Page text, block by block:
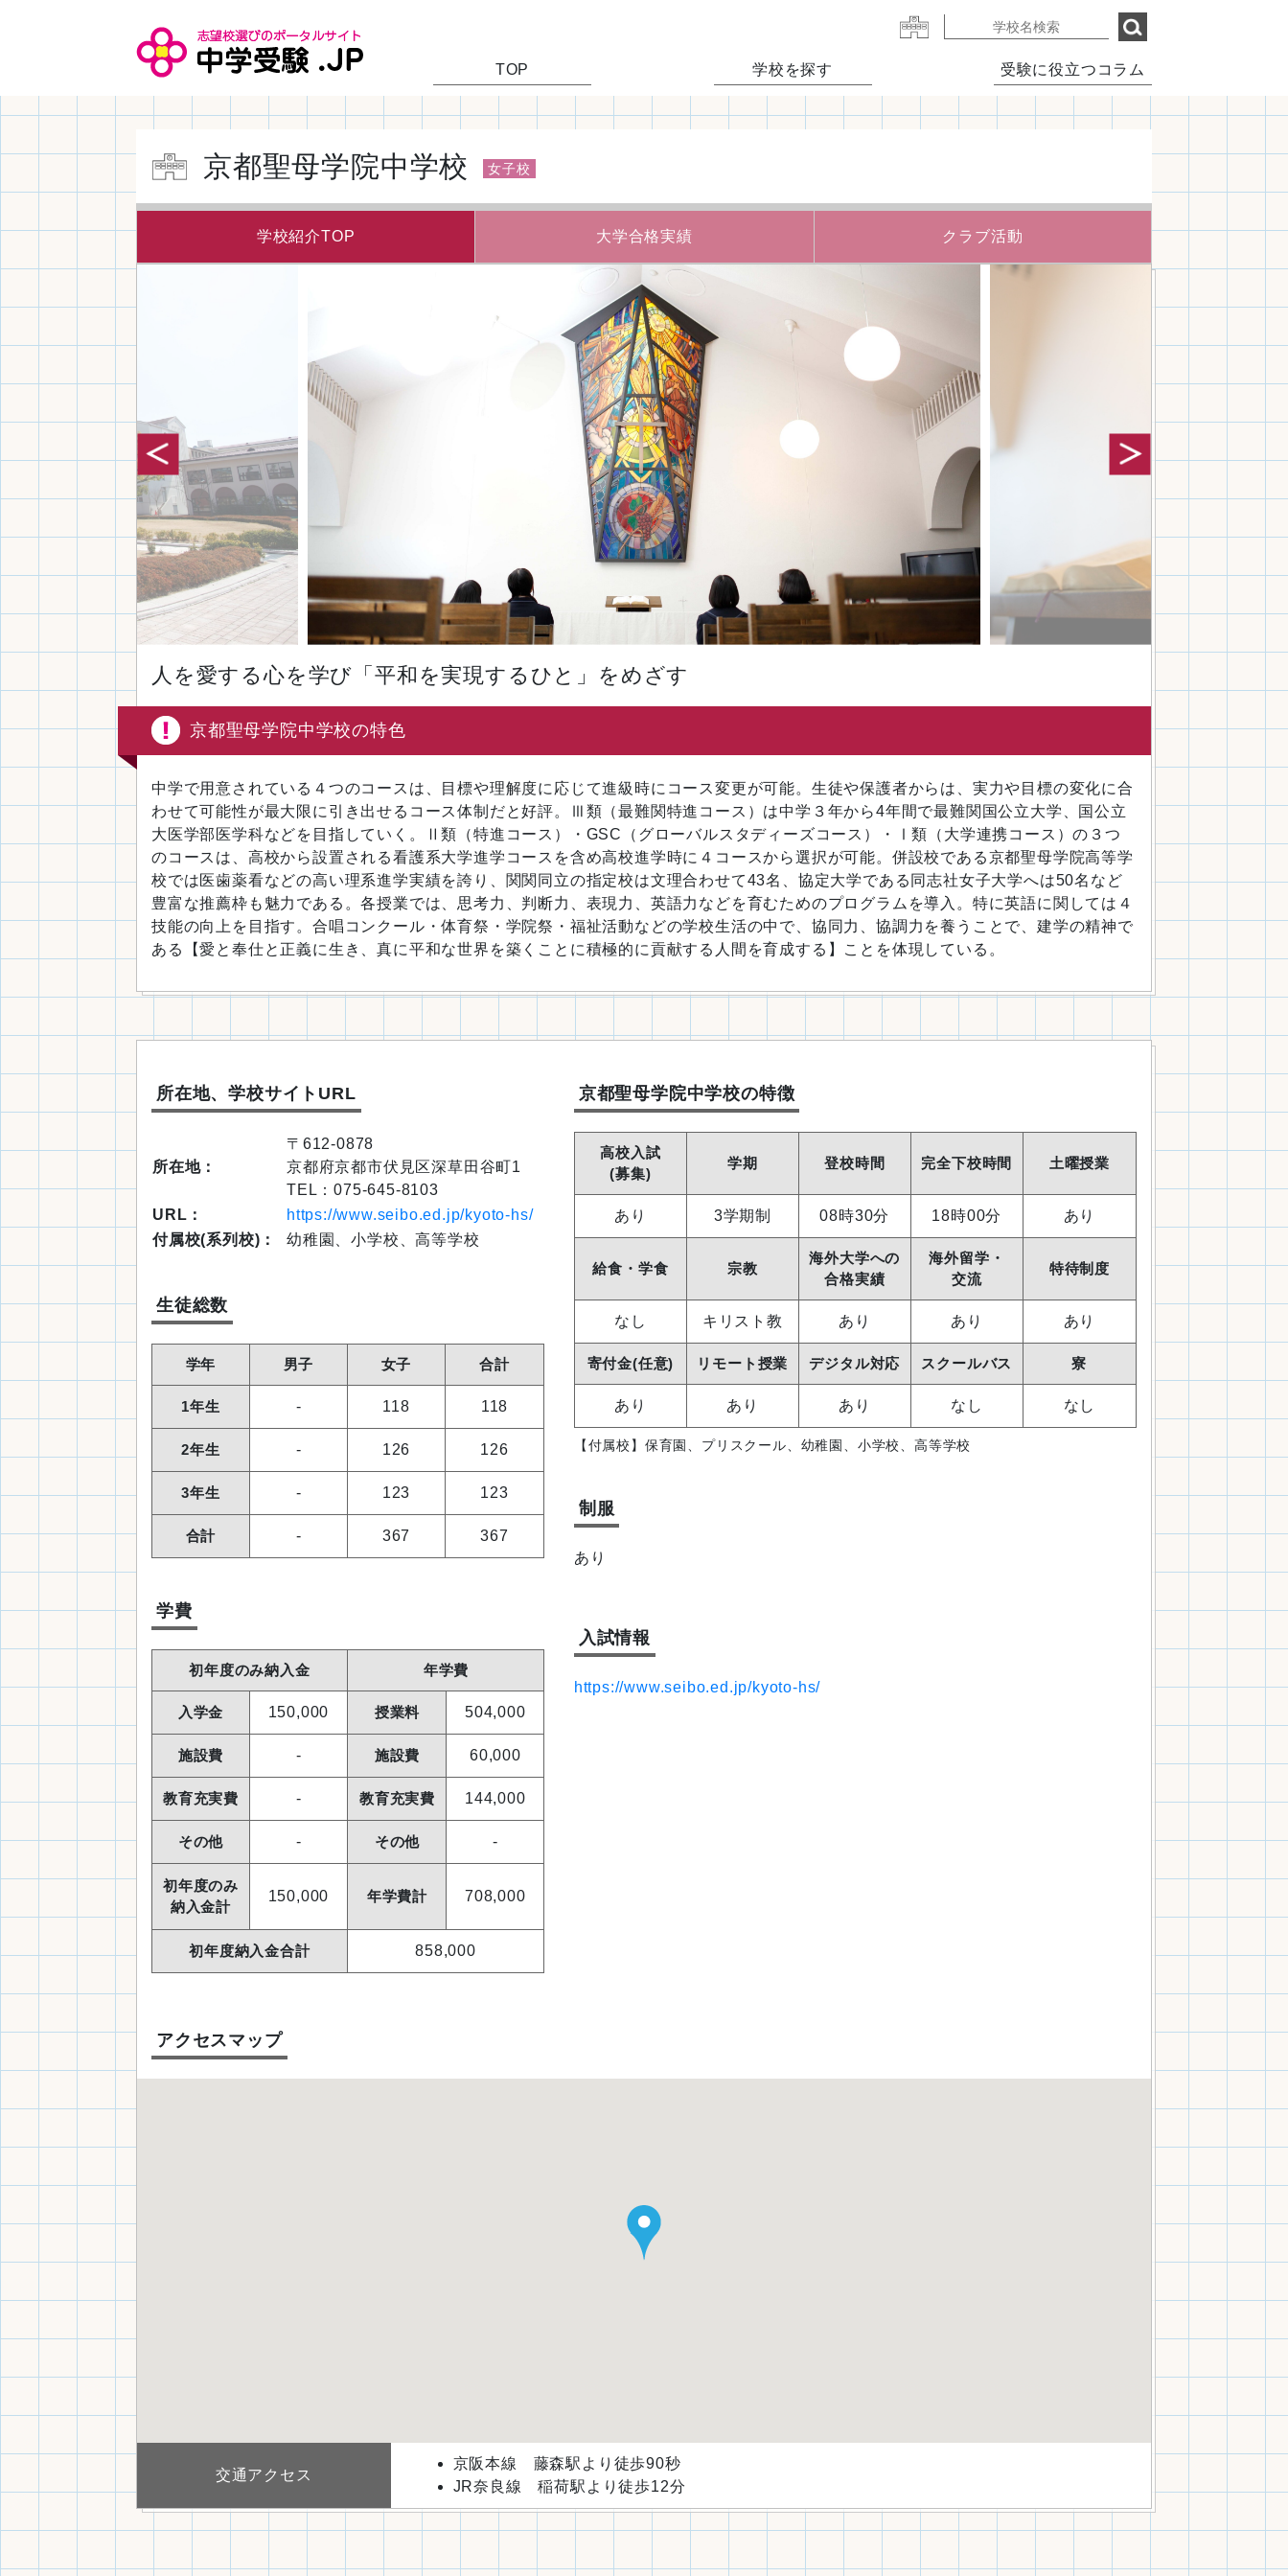
TOP 学校を探す 受験に役立つコラム
京都聖母学院中学校 女子校
学校紹介TOP 大学合格実績 クラブ活動
人を愛する心を学び「平和を実現するひと」をめざす
京都聖母学院中学校の特色
中学で用意されている４つのコースは、目標や理解度に応じて進級時にコース変更が可能。生徒や保護者からは、実力や目標の変化に合
わせて可能性が最大限に引き出せるコース体制だと好評。Ⅲ類（最難関特進コース）は中学３年から4年間で最難関国公立大学、国公立
大医学部医学科などを目指していく。Ⅱ類（特進コース）・GSC（グローバルスタディーズコース）・Ⅰ類（大学連携コース）の３つ
のコースは、高校から設置される看護系大学進学コースを含め高校進学時に４コースから選択が可能。併設校である京都聖母学院高等学
校では医歯薬看などの高い理系進学実績を誇り、関関同立の指定校は文理合わせて43名、協定大学である同志社女子大学へは50名など
豊富な推薦枠も魅力である。各授業では、思考力、判断力、表現力、英語力などを育むためのプログラムを導入。特に英語に関しては４
技能の向上を目指す。合唱コンクール・体育祭・学院祭・福祉活動などの学校生活の中で、協同力、協調力を養うことで、建学の精神で
ある【愛と奉仕と正義に生き、真に平和な世界を築くことに積極的に貢献する人間を育成する】ことを体現している。
所在地、学校サイトURL
所在地：
〒612-0878
京都府京都市伏見区深草田谷町1
TEL：075-645-8103
URL：
https://www.seibo.ed.jp/kyoto-hs/
付属校(系列校)：
幼稚園、小学校、高等学校
生徒総数
学年 男子 女子 合計
1年生 - 118 118
2年生 - 126 126
3年生 - 123 123
合計 - 367 367
学費
初年度のみ納入金
入学金 150,000
施設費 -
教育充実費 -
その他 -
初年度のみ
納入金計
150,000
年学費
授業料 504,000
施設費 60,000
教育充実費 144,000
その他 -
年学費計 708,000
初年度納入金合計 858,000
京都聖母学院中学校の特徴
高校入試
(募集)
学期 登校時間 完全下校時間 土曜授業
あり 3学期制 08時30分 18時00分 あり
給食・学食 宗教
海外大学への
合格実績
海外留学・
交流
特待制度
なし キリスト教 あり あり あり
寄付金(任意) リモート授業 デジタル対応 スクールバス 寮
あり あり あり なし なし
【付属校】保育園、プリスクール、幼稚園、小学校、高等学校
制服
あり
入試情報
https://www.seibo.ed.jp/kyoto-hs/
アクセスマップ
交通アクセス
京阪本線 藤森駅より徒歩90秒
JR奈良線 稲荷駅より徒歩12分